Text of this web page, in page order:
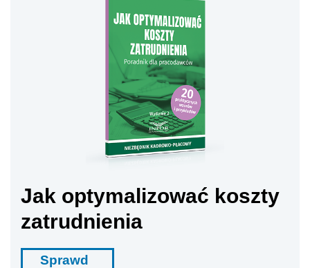
Jak optymalizować koszty
zatrudnienia
Sprawd